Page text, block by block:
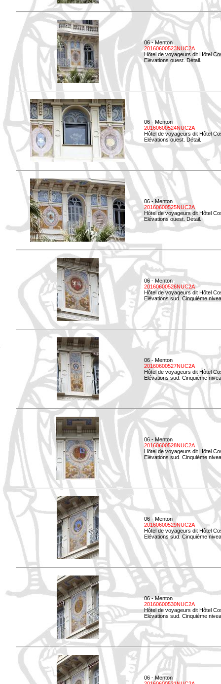
06 - Menton
20160600523NUC2A
Hôtel de voyageurs dit Hôtel
Elévations ouest. Détail.
06 - Menton
20160600524NUC2A
Hôtel de voyageurs dit Hôtel
Elévations ouest. Détail.
06 - Menton
20160600525NUC2A
Hôtel de voyageurs dit Hôtel
Elévations ouest. Détail.
06 - Menton
20160600526NUC2A
Hôtel de voyageurs dit Hôtel
Elévations sud. Cinquième
06 - Menton
20160600527NUC2A
Hôtel de voyageurs dit Hôtel
Elévations sud. Cinquième
06 - Menton
20160600528NUC2A
Hôtel de voyageurs dit Hôtel
Elévations sud. Cinquième
06 - Menton
20160600529NUC2A
Hôtel de voyageurs dit Hôtel
Elévations sud. Cinquième
06 - Menton
20160600530NUC2A
Hôtel de voyageurs dit Hôtel
Elévations sud. Cinquième
06 - Menton